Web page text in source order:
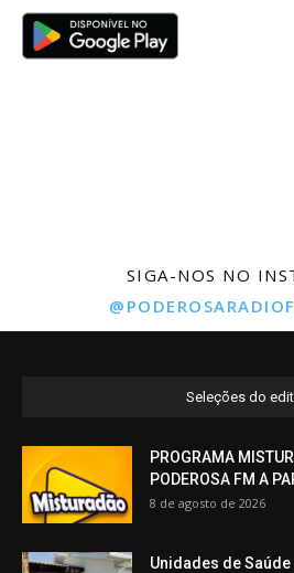
SIGA-NOS NO
Seleções do
PROGRAMA
PODEROSA FM A
8 de agosto de 2026
Unidades de